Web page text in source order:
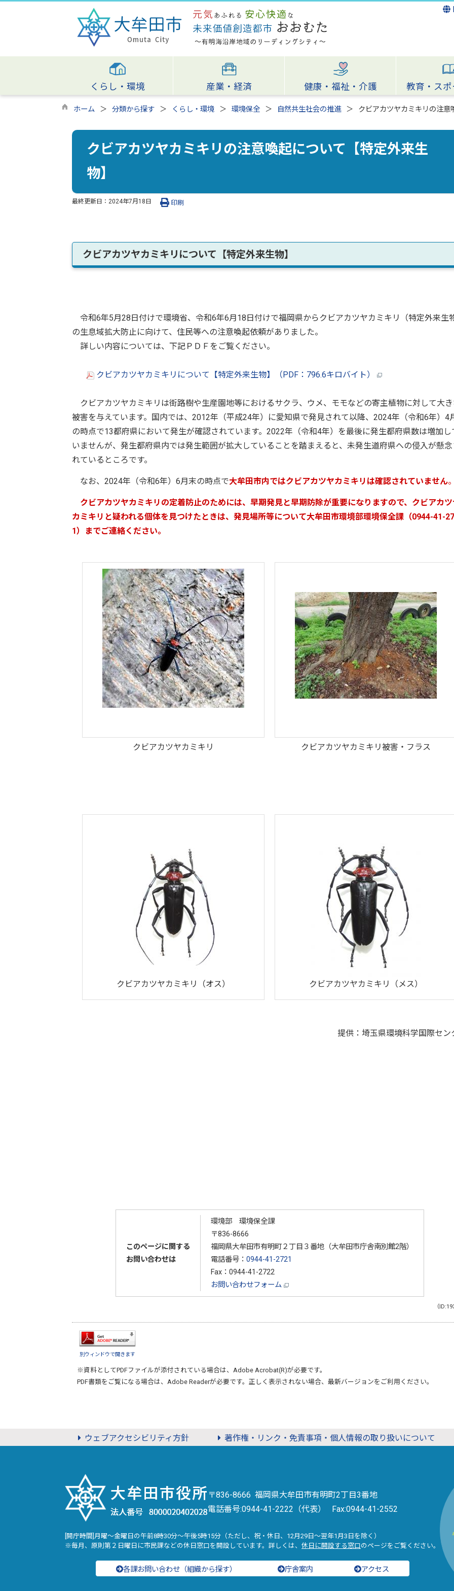
くらし・環境 産業・経済 健康・福祉・介護 教育・ス
ホーム 分類から探す くらし・環境 環境保全 自然共生社会の推進 クビアカツヤカミキリの注
クビアカツヤカミキリの注意喚起について【特定外来生
物】
最終更新日： 2024年7月18日 印刷
クビアカツヤカミキリについて【特定外来生物】
令和6年5月28日付けで環境省、令和6年6月18日付けで福岡県からクビアカツヤカミキリ（特定外来生
の生息域拡大防止に向けて、住民等への注意喚起依頼がありました。
詳しい内容については、下記ＰＤＦをご覧ください。
クビアカツヤカミキリについて【特定外来生物】（PDF：796.6キロバイト）
クビアカツヤカミキリは街路樹や生産園地等におけるサクラ、ウメ、モモなどの寄主植物に対して大
被害を与えています。国内では、2012年（平成24年）に愛知県で発見されて以降、2024年（令和6年）4
の時点で13都府県において発生が確認されています。2022年（令和4年）を最後に発生都府県数は増加し
いませんが、発生都府県内では発生範囲が拡大していることを踏まえると、未発生道府県への侵入が懸
れているところです。
なお、2024年（令和6年）6月末の時点で大牟田市内ではクビアカツヤカミキリ は確認されていません
クビアカツヤカミキリ の定着防止のためには、早期発見と早期防除が重要になりますので、 クビアカ
カミキリ と疑われる個体を見つけたときは、 発見場所等について大牟田市環境部環境保全課（0944-41-
1）までご連絡ください。
クビアカツヤカミキリ クビアカツヤカミキリ被害・フラス
クビアカツヤカミキリ（オス） クビアカツヤカミキリ（メス）
提供：埼玉県環境科学国際セン
このページに関する
お問い合わせは
環境部 環境保全課
〒836-8666
福岡県大牟田市有明町２丁目３番地（大牟田市庁舎南別館2階）
電話番号： 0944-41-2721
Fax：0944-41-2722
お問い合わせフォーム
（
別ウィンドウで開きます
※資料としてPDFファイルが添付されている場合は、 Adobe Acrobat(R)が必要です。
PDF書類をご覧になる場合は、 Adobe Readerが必要です。正しく表示されない場合、最新バージョンをご利用ください。
ウェブアクセシビリティ方針 著作権・リンク・免責事項・個人情報の取り扱いについて
〒836-8666 福岡県大牟田市有明町2丁目3番地
電話番号:0944-41-2222（代表） Fax:0944-41-2552
[開庁時間]月曜～金曜日の午前8時30分～午後5時15分（ただし、祝・休日、12月29日～翌年1月3日を除く）
※毎月、原則第２日曜日に市民課などの休日窓口を開設しています。詳しくは、 休日に開設する窓口のページをご覧ください。
各課お問い合わせ（組織から探す） 庁舎案内 アクセス